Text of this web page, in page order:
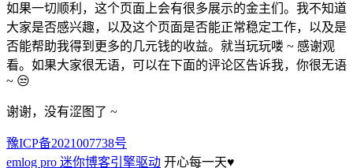
如果一切顺利，这个页面上会有很多展示的金主们。我不知道
大家是否感兴趣，以及这个页面是否能正常稳定工作，以及是
否能帮助我得到更多的几元钱的收益。就当玩玩喽 ~ 感谢观
看。如果大家很无语，可以在下面的评论区告诉我，你很无语
~ 😒
谢谢，没有涩图了 ~
豫ICP备2021007738号
emlog pro 迷你博客引擎驱动 开心每一天♥